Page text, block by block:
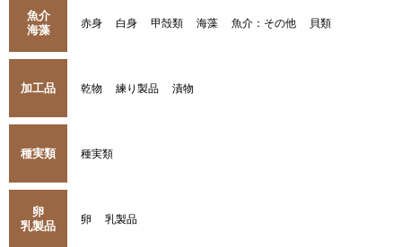
魚介
海藻
赤身 白身 甲殻類 海藻 魚介：その他 貝類
加工品 乾物 練り製品 漬物
種実類 種実類
卵
乳製品
卵 乳製品